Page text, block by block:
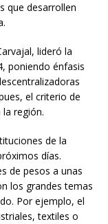
que desarrollen
lideró la
poniendo énfasis
el criterio de
región.
de la
días.
de pesos a unas
los grandes temas
Por ejemplo, el
textiles o